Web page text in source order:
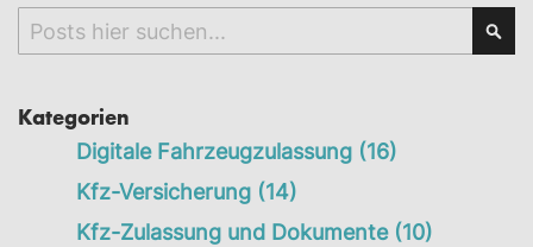
Search
Kategorien
Digitale Fahrzeugzulassung (16)
Kfz-Versicherung (14)
Kfz-Zulassung und Dokumente (10)